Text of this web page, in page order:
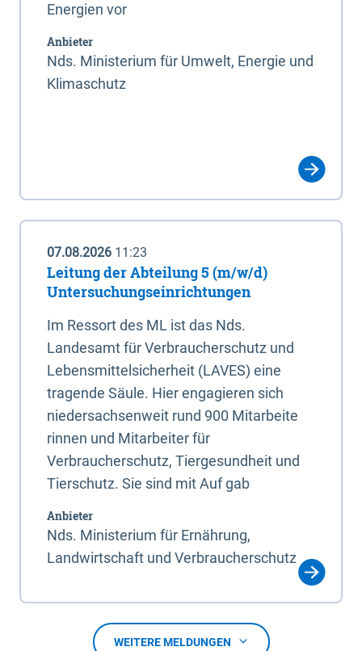
Energien vor
Anbieter
Nds. Ministerium für Umwelt, Energie und
Klimaschutz
07.08.2026 11:23
Leitung der Abteilung 5 (m/w/d)
Untersuchungseinrichtungen
Im Ressort des ML ist das Nds.
Landesamt für Verbraucherschutz und
Lebensmittelsicherheit (LAVES) eine
tragende Säule. Hier engagieren sich
niedersachsenweit rund 900 Mitarbeite
rinnen und Mitarbeiter für
Verbraucherschutz, Tiergesundheit und
Tierschutz. Sie sind mit Auf gab
Anbieter
Nds. Ministerium für Ernährung,
Landwirtschaft und Verbraucherschutz
WEITERE MELDUNGEN